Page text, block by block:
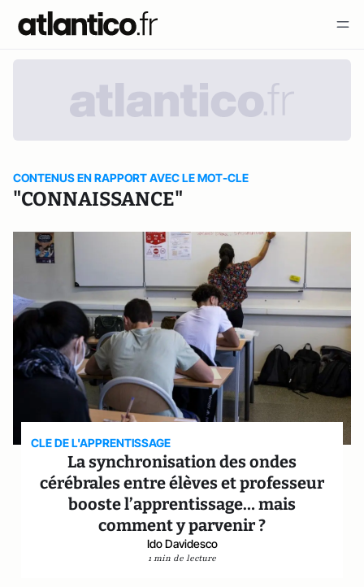
CONTENUS EN RAPPORT AVEC LE MOT-CLE
"CONNAISSANCE"
CLE DE L'APPRENTISSAGE
La synchronisation des ondes
cérébrales entre élèves et professeur
booste l’apprentissage… mais
comment y parvenir ?
Ido Davidesco
1 min de lecture